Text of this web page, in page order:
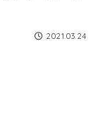
2021.03.24